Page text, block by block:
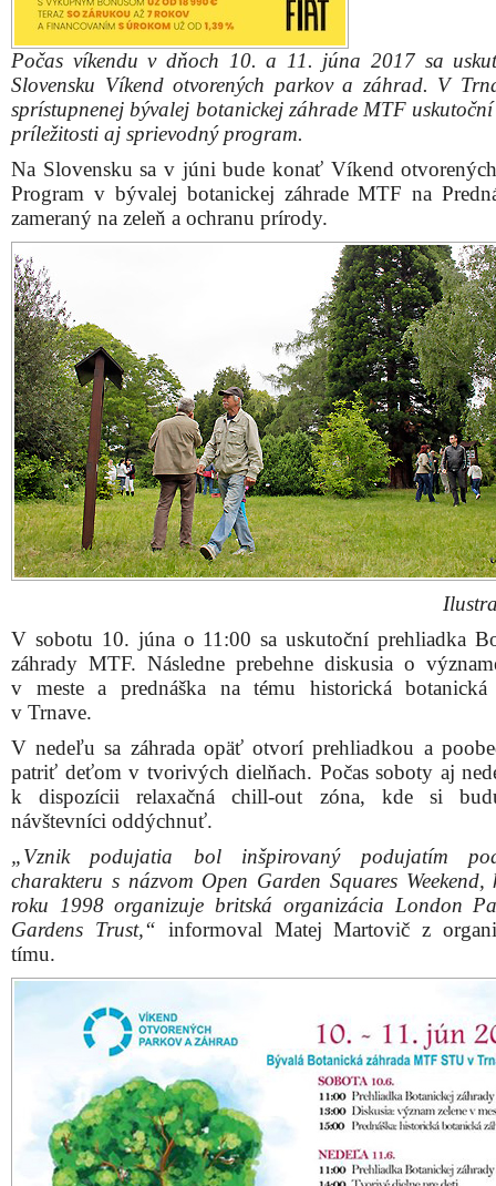
Počas víkendu v dňoch 10. a 11. júna 2017 sa
Slovensku Víkend otvorených parkov a záhrad. V
sprístupnenej bývalej botanickej záhrade MTF
príležitosti aj sprievodný program.
Na Slovensku sa v júni bude konať Víkend
Program v bývalej botanickej záhrade MTF na
zameraný na zeleň a ochranu prírody.
V sobotu 10. júna o 11:00 sa uskutoční prehliadka
záhrady MTF. Následne prebehne diskusia o
v meste a prednáška na tému historická botanická
v Trnave.
V nedeľu sa záhrada opäť otvorí prehliadkou a
patriť deťom v tvorivých dielňach. Počas soboty aj
k dispozícii relaxačná chill-out zóna, kde si
návštevníci oddýchnuť.
„Vznik podujatia bol inšpirovaný podujatím
charakteru s názvom Open Garden Squares Weekend,
roku 1998 organizuje britská organizácia London
Gardens Trust,“ informoval Matej Martovič z
tímu.